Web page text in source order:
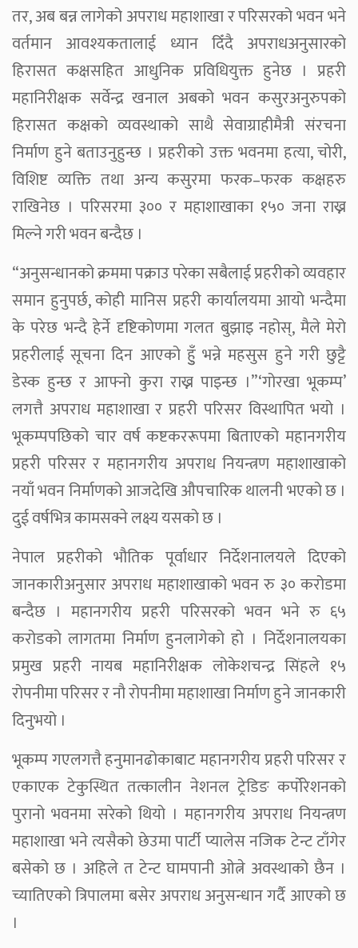
तर, अब बन्न लागेको अपराध महाशाखा र परिसरको भवन भने
वर्तमान आवश्यकतालाई ध्यान दिँदै अपराधअनुसारको
हिरासत कक्षसहित आधुनिक प्रविधियुक्त हुनेछ । प्रहरी
महानिरीक्षक सर्वेन्द्र खनाल अबको भवन कसुरअनुरुपको
हिरासत कक्षको व्यवस्थाको साथै सेवाग्राहीमैत्री संरचना
निर्माण हुने बताउनुहुन्छ । प्रहरीको उक्त भवनमा हत्या, चोरी,
विशिष्ट व्यक्ति तथा अन्य कसुरमा फरक–फरक कक्षहरु
राखिनेछ । परिसरमा ३०० र महाशाखाका १५० जना राख्न
मिल्ने गरी भवन बन्दैछ ।
“अनुसन्धानको क्रममा पक्राउ परेका सबैलाई प्रहरीको व्यवहार
समान हुनुपर्छ, कोही मानिस प्रहरी कार्यालयमा आयो भन्दैमा
के परेछ भन्दै हेर्ने दृष्टिकोणमा गलत बुझाइ नहोस्, मैले मेरो
प्रहरीलाई सूचना दिन आएको हुुँ भन्ने महसुस हुने गरी छुट्टै
डेस्क हुन्छ र आफ्नो कुरा राख्न पाइन्छ ।”‘गोरखा भूकम्प’
लगत्तै अपराध महाशाखा र प्रहरी परिसर विस्थापित भयो ।
भूकम्पपछिको चार वर्ष कष्टकररूपमा बिताएको महानगरीय
प्रहरी परिसर र महानगरीय अपराध नियन्त्रण महाशाखाको
नयाँ भवन निर्माणको आजदेखि औपचारिक थालनी भएको छ ।
दुई वर्षभित्र कामसक्ने लक्ष्य यसको छ ।
नेपाल प्रहरीको भौतिक पूर्वाधार निर्देशनालयले दिएको
जानकारीअनुसार अपराध महाशाखाको भवन रु ३० करोडमा
बन्दैछ । महानगरीय प्रहरी परिसरको भवन भने रु ६५
करोडको लागतमा निर्माण हुनलागेको हो । निर्देशनालयका
प्रमुख प्रहरी नायब महानिरीक्षक लोकेशचन्द्र सिंहले १५
रोपनीमा परिसर र नौ रोपनीमा महाशाखा निर्माण हुने जानकारी
दिनुभयो ।
भूकम्प गएलगत्तै हनुमानढोकाबाट महानगरीय प्रहरी परिसर र
एकाएक टेकुस्थित तत्कालीन नेशनल ट्रेडिङ कर्पोरेशनको
पुरानो भवनमा सरेको थियो । महानगरीय अपराध नियन्त्रण
महाशाखा भने त्यसैको छेउमा पार्टी प्यालेस नजिक टेन्ट टाँगेर
बसेको छ । अहिले त टेन्ट घामपानी ओत्ने अवस्थाको छैन ।
च्यातिएको त्रिपालमा बसेर अपराध अनुसन्धान गर्दै आएको छ
।